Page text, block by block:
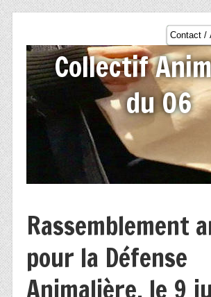
Collectif
du 06
Rassemblement
pour la Défense
Animalière, le 9